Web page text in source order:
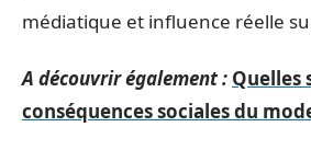
médiatique et influence réelle
A découvrir également : Quelles
conséquences sociales du